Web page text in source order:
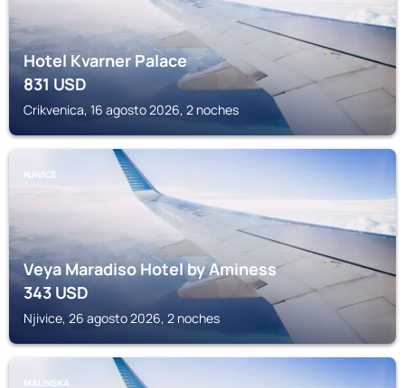
Hotel Kvarner Palace
831USD
Crikvenica, 16 agosto 2026, 2 noches
NJIVICE
Veya Maradiso Hotel by Aminess
343USD
Njivice, 26 agosto 2026, 2 noches
MALINSKA